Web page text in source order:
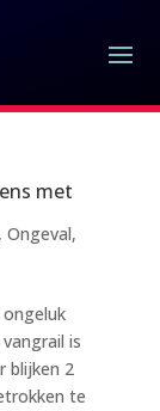
met
, Ongeval,
is
blijken 2
te